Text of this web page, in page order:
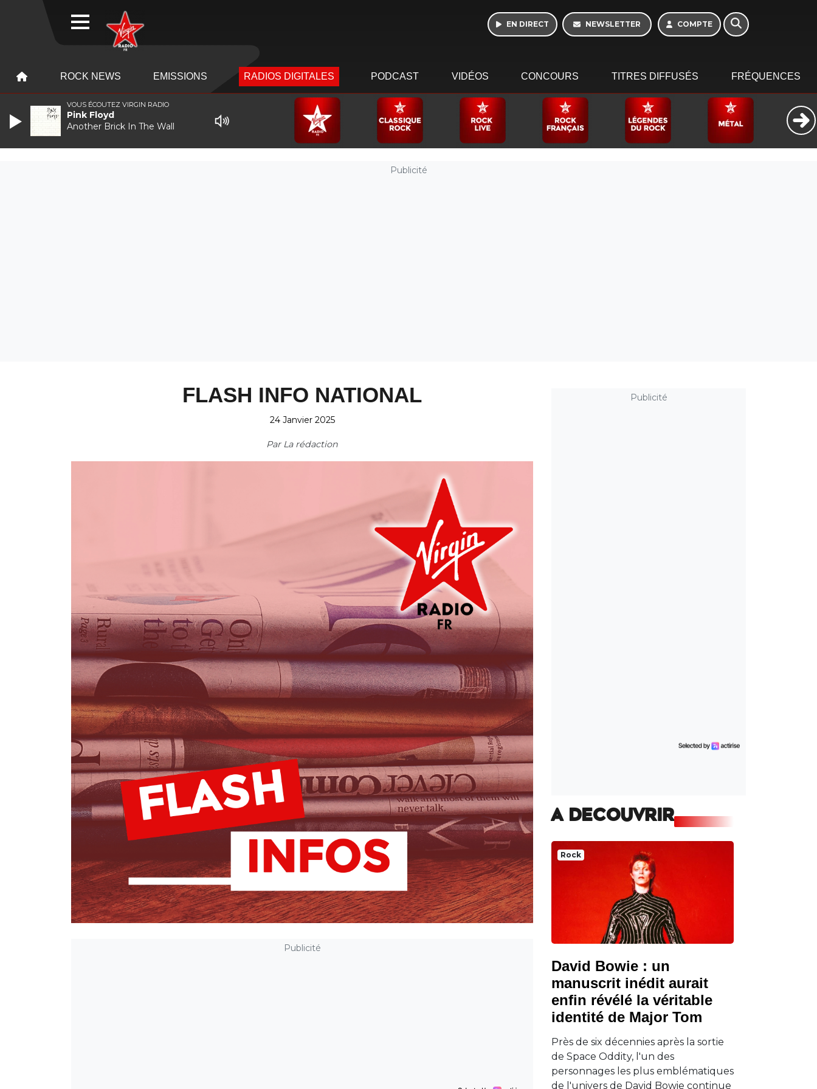
EN DIRECT NEWSLETTER COMPTE
ROCK NEWS EMISSIONS RADIOS DIGITALES PODCAST VIDÉOS CONCOURS TITRES DIFFUSÉS FRÉQUENCES
Publicité
FLASH INFO NATIONAL
24 Janvier 2025
Par La rédaction
Publicité
Publicité
A DECOUVRIR
Rock
David Bowie : un
manuscrit inédit aurait
enfin révélé la véritable
identité de Major Tom
Près de six décennies après la sortie
de Space Oddity, l'un des
personnages les plus emblématiques
de l'univers de David Bowie continue
VOUS ÉCOUTEZ VIRGIN RADIO
Pink Floyd
Another Brick In The Wall
WEBRADIO
10h - 13h